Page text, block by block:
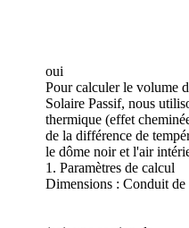
oui
Pour calculer le volume
Solaire Passif, nous
thermique (effet
de la différence de
le dôme noir et l'air
1. Paramètres de calcul
Dimensions : Conduit de